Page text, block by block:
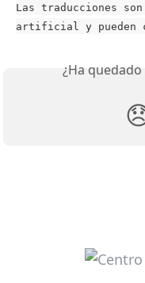
Las traducciones
artificial y pueden
¿Ha